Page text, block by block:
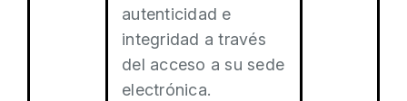
autenticidad e
integridad a través
del acceso a su sede
electrónica.